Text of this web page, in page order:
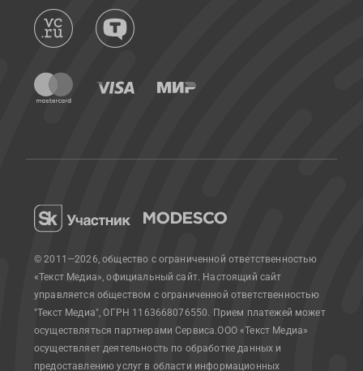
© 2011—2026, общество с ограниченной ответственностью
«Текст Медиа», официальный сайт. Настоящий сайт
управляется обществом с ограниченной ответственностью
"Текст Медиа", ОГРН 1163668076550. Прием платежей может
осуществляться партнерами Сервиса.ООО «Текст Медиа»
осуществляет деятельность по обработке данных и
предоставлению услуг в области информационных